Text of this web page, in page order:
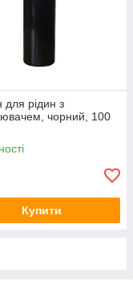
для рідин з
чорний, 100
Купити